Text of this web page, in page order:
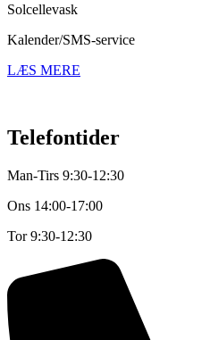
Solcellevask
Kalender/SMS-service
LÆS MERE
Telefontider
Man-Tirs 9:30-12:30
Ons 14:00-17:00
Tor9:30-12:30